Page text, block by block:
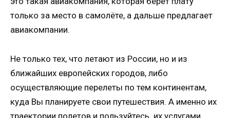
только за место в самолёте, а дальше предлагает
авиакомпании.
Не только тех, что летают из России, но и из
ближайших европейских городов, либо
осуществляющие перелеты по тем континентам,
куда Вы планируете свои путешествия. А именно их
траектории полетов и пользуйтесь их услугами,